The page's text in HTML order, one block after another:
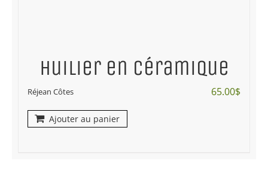
Huilier en céramique
Réjean Côtes 65.00$
Ajouter au panier